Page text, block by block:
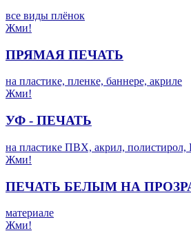
все виды плёнок
Жми!
ПРЯМАЯ ПЕЧАТЬ
на пластике, пленке, баннере, акриле
Жми!
УФ - ПЕЧАТЬ
на пластике ПВХ, акрил,
Жми!
ПЕЧАТЬ БЕЛЫМ НА
материале
Жми!